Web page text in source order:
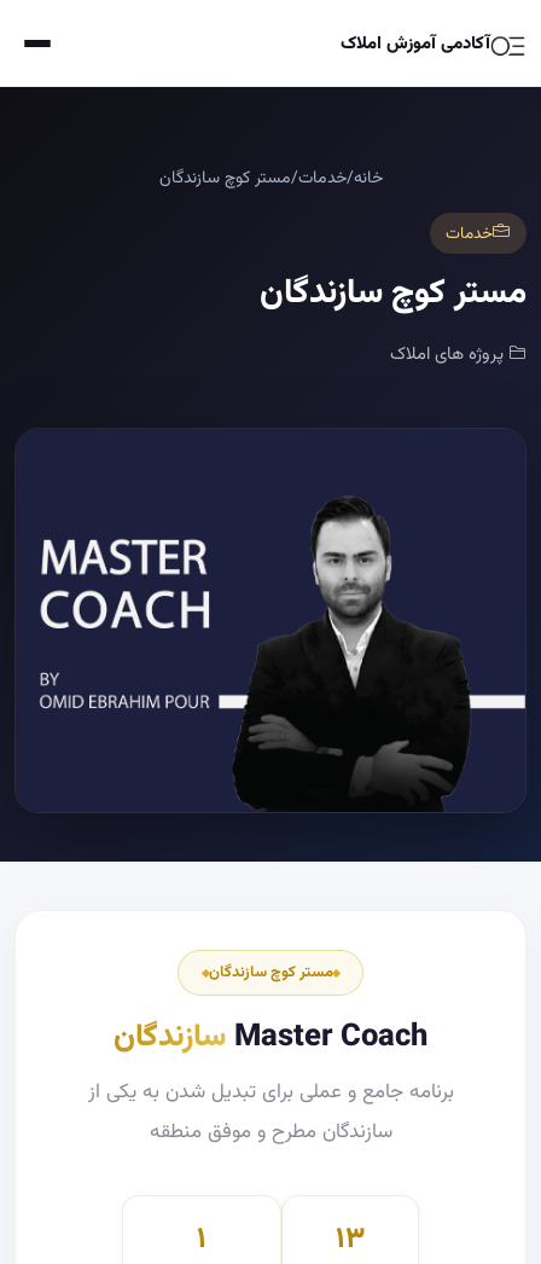
آکادمی آموزش املاک
خانه/خدمات/مستر کوچ سازندگان
خدمات
مستر کوچ سازندگان
پروژه های املاک
مستر کوچ سازندگان
Master Coach سازندگان
برنامه جامع و عملی برای تبدیل شدن به یکی از
سازندگان مطرح و موفق منطقه
۱۳ ۱